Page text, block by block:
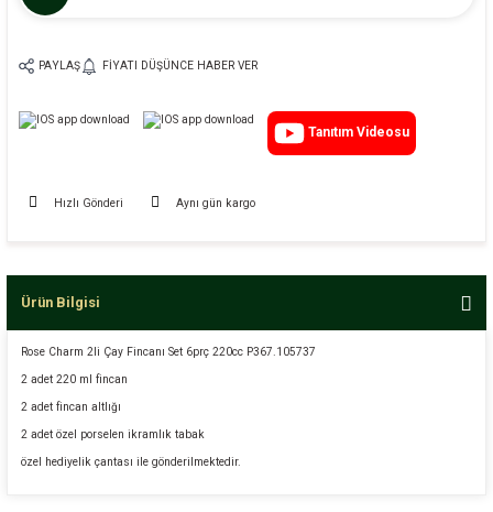
PAYLAŞ FIYATI DÜŞÜNCE HABER VER
Tanıtım Videosu
Hızlı Gönderi Aynı gün kargo
Ürün Bilgisi
Rose Charm 2li Çay Fincanı Set 6prç 220cc P367.105737
2 adet 220 ml fincan
2 adet fincan altlığı
2 adet özel porselen ikramlık tabak
özel hediyelik çantası ile gönderilmektedir.